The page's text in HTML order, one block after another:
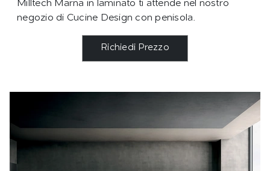
Milltech Marna in laminato ti attende nel nostro
negozio di Cucine Design con penisola.
Richiedi Prezzo